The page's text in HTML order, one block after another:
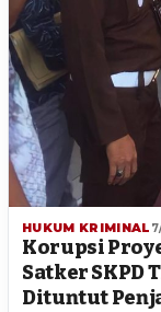
HUKUM KRIMINAL
Korupsi
Satker SKPD
Dituntut